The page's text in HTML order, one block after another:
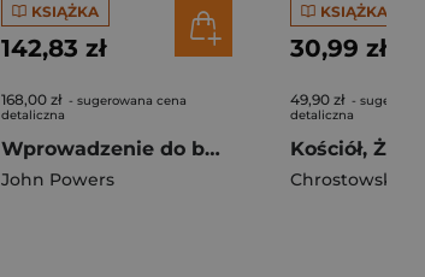
KSIĄŻKA
142,83 zł
168,00 zł - sugerowana cena
detaliczna
Wprowadzenie do buddyzmu tybetańskiego
John Powers
KSIĄŻKA
30,99 zł
49,90 zł -
detaliczna
Kościół,
Chrostowski